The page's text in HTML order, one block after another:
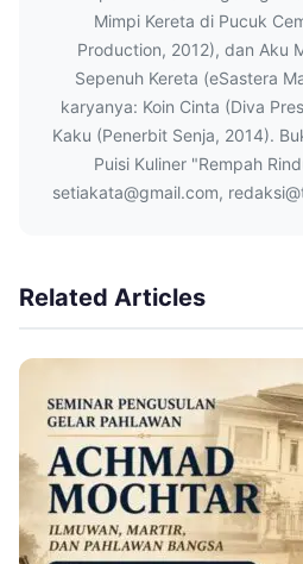
Mimpi Kereta di Pucuk
Production, 2012), dan Aku
Sepenuh Kereta (eSastera
karyanya: Koin Cinta (Diva
Kaku (Penerbit Senja, 2014).
Puisi Kuliner "Rempah
setiakata@gmail.com,
Related Articles